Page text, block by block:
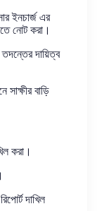
ইনচার্জ এর
নোট করা।
তদন্তের দায়িত্ব
বাড়ি
করা।
দাখিল